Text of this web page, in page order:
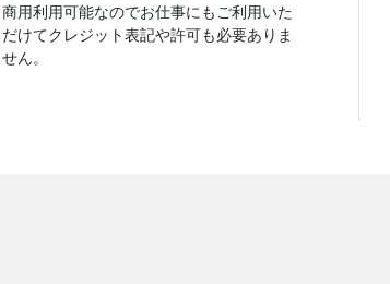
商用利用可能なのでお仕事にもご利用いた
だけてクレジット表記や許可も必要ありま
せん。